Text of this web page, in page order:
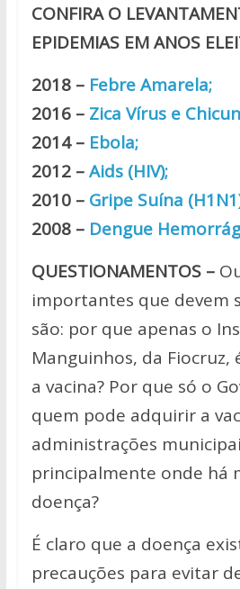
CONFIRA O
EPIDEMIAS EM ANOS
2018 – Febre Amarela;
2016 – Zica Vírus e
2014 – Ebola;
2012 –Aids (HIV);
2010 – Gripe Suína
2008 – Dengue
QUESTIONAMENTOS –
importantes que devem
são: por que apenas o
Manguinhos, da Fiocruz,
a vacina? Por que só o
quem pode adquirir a
administrações
principalmente onde há
doença?
É claro que a doença
precauções para evitar